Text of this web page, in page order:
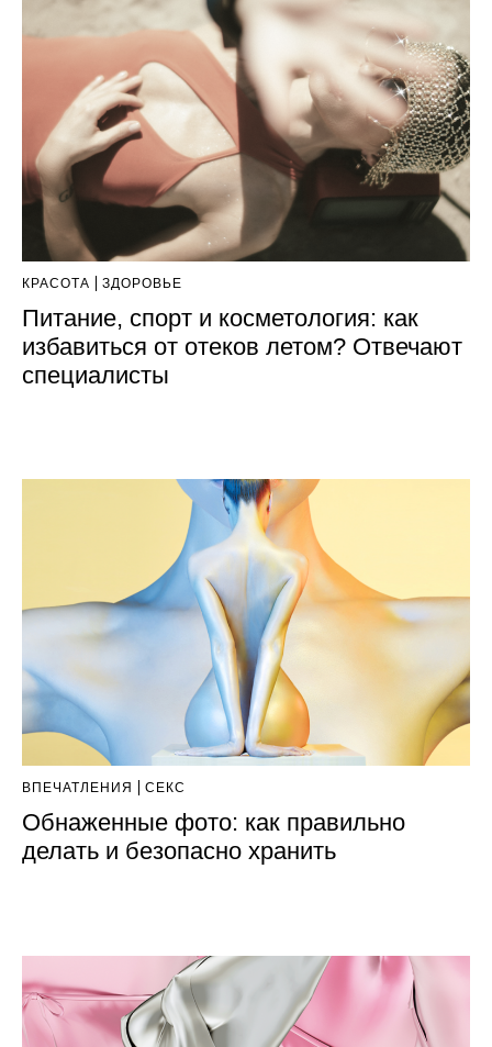
КРАСОТА ЗДОРОВЬЕ
Питание, спорт и косметология: как
избавиться от отеков летом? Отвечают
специалисты
ВПЕЧАТЛЕНИЯ СЕКС
Обнаженные фото: как правильно
делать и безопасно хранить